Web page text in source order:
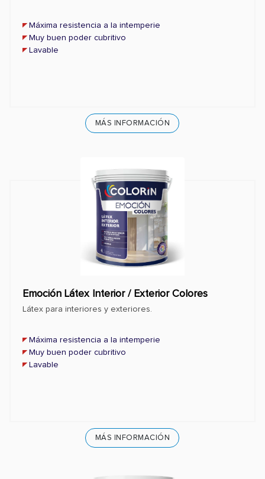
Máxima resistencia a la intemperie
Muy buen poder cubritivo
Lavable
MÁS INFORMACIÓN
Emoción Látex Interior / Exterior Colores
Látex para interiores y exteriores.
Máxima resistencia a la intemperie
Muy buen poder cubritivo
Lavable
MÁS INFORMACIÓN